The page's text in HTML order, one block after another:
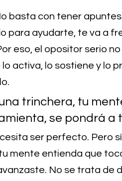
basta con tener
para ayudarte, te va a
eso, el opositor serio
activa, lo sostiene y lo
trinchera, tu
se pondrá a
ser perfecto. Pero
mente entienda que
No se trata de